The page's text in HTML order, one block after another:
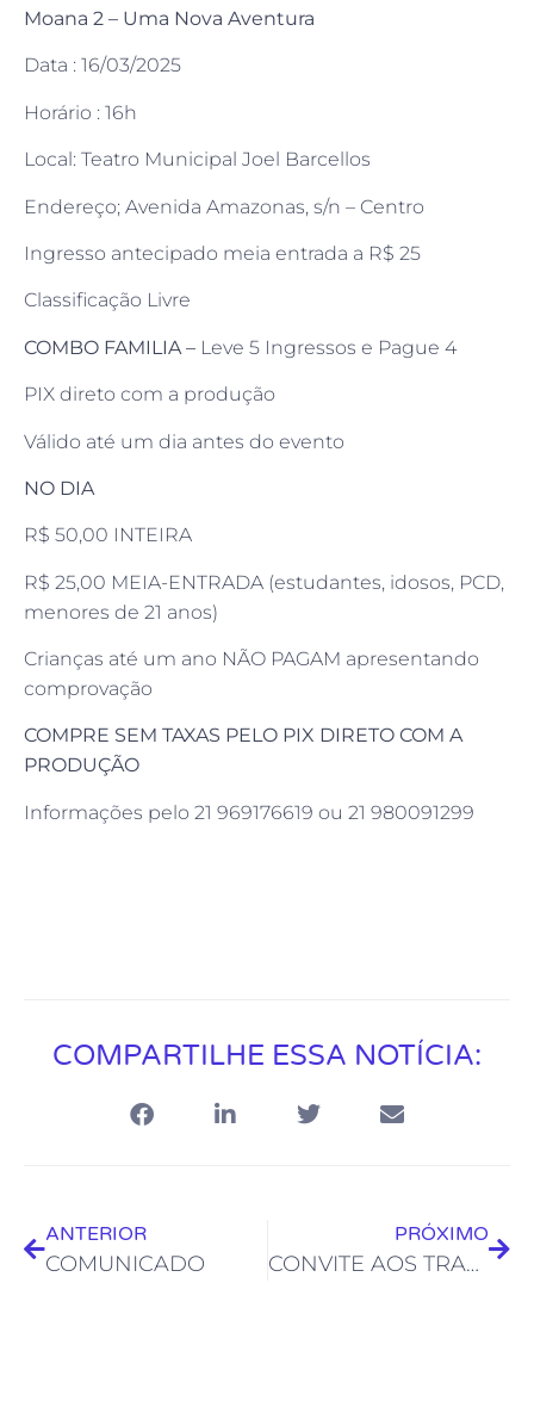
Moana 2 – Uma Nova Aventura
Data : 16/03/2025
Horário : 16h
Local: Teatro Municipal Joel Barcellos
Endereço; Avenida Amazonas, s/n – Centro
Ingresso antecipado meia entrada a R$ 25
Classificação Livre
COMBO FAMILIA – Leve 5 Ingressos e Pague 4
PIX direto com a produção
Válido até um dia antes do evento
NO DIA
R$ 50,00 INTEIRA
R$ 25,00 MEIA-ENTRADA (estudantes, idosos, PCD,
menores de 21 anos)
Crianças até um ano NÃO PAGAM apresentando
comprovação
COMPRE SEM TAXAS PELO PIX DIRETO COM A
PRODUÇÃO
Informações pelo 21 969176619 ou 21 980091299
COMPARTILHE ESSA NOTÍCIA:
ANTERIOR
COMUNICADO
PRÓXIMO
CONVITE AOS TRABALHADORES DA CULTURA E DA ARTE